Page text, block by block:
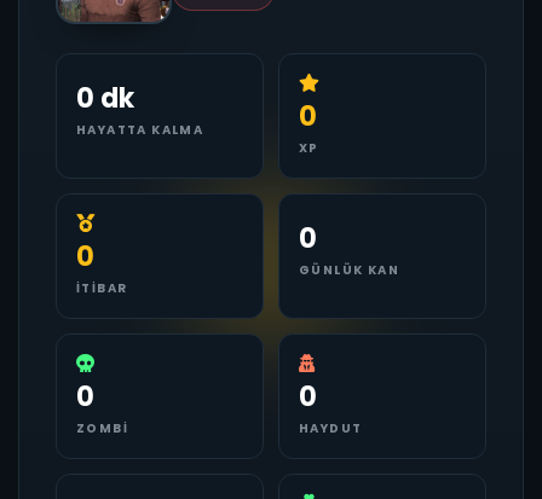
0 dk
HAYATTA KALMA 0
XP
0
İTIBAR
0
GÜNLÜK KAN
0
ZOMBI
0
HAYDUT